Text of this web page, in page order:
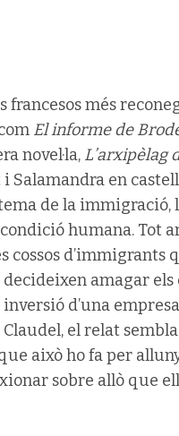
més
El informe de
novel·la, L’arxipèlag
Salamandra en
de la immigració,
humana. Tot
cossos d’immigrants
amagar
d’una
el relat
això ho fa per
sobre allò que